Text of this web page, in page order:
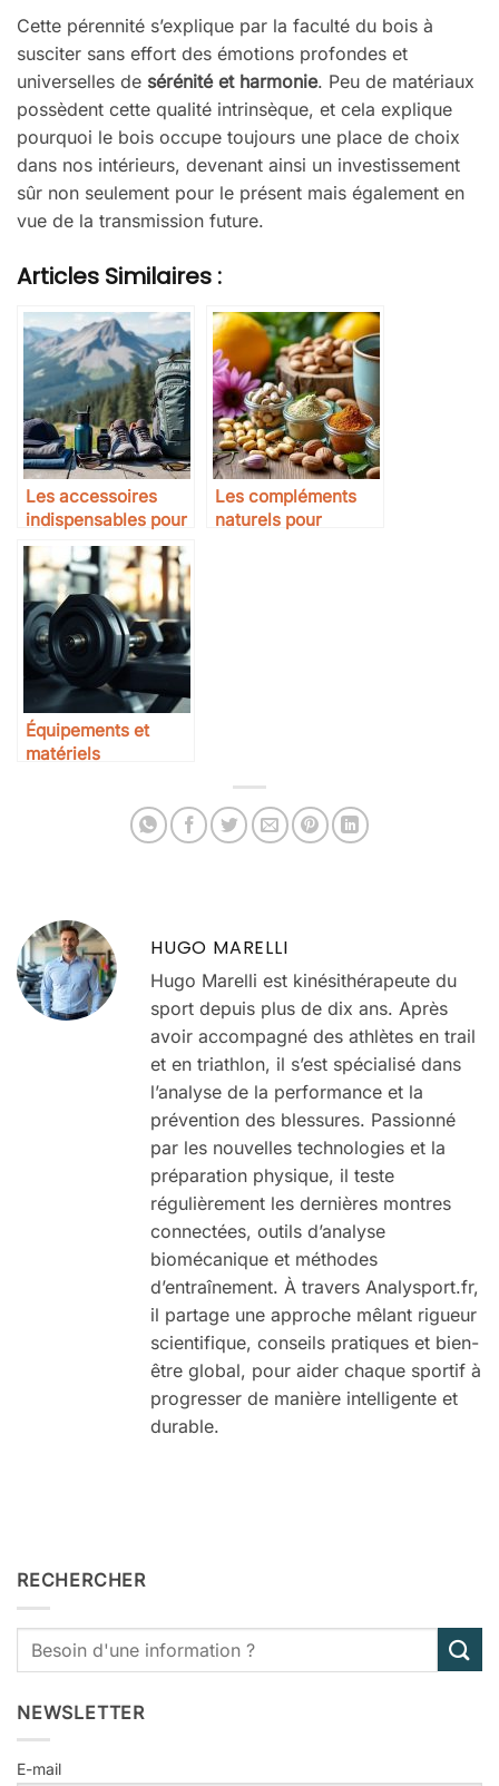
Cette pérennité s’explique par la faculté du bois à
susciter sans effort des émotions profondes et
universelles de sérénité et harmonie. Peu de matériaux
possèdent cette qualité intrinsèque, et cela explique
pourquoi le bois occupe toujours une place de choix
dans nos intérieurs, devenant ainsi un investissement
sûr non seulement pour le présent mais également en
vue de la transmission future.
Articles Similaires :
Les accessoires
indispensables pour
la course en
montagne
Les compléments
naturels pour
Équipements et
matériels
de musculation
HUGO MARELLI
Hugo Marelli est kinésithérapeute du
sport depuis plus de dix ans. Après
avoir accompagné des athlètes en trail
et en triathlon, il s’est spécialisé dans
l’analyse de la performance et la
prévention des blessures. Passionné
par les nouvelles technologies et la
préparation physique, il teste
régulièrement les dernières montres
connectées, outils d’analyse
biomécanique et méthodes
d’entraînement. À travers Analysport.fr,
il partage une approche mêlant rigueur
scientifique, conseils pratiques et bien-
être global, pour aider chaque sportif à
progresser de manière intelligente et
durable.
RECHERCHER
NEWSLETTER
E-mail